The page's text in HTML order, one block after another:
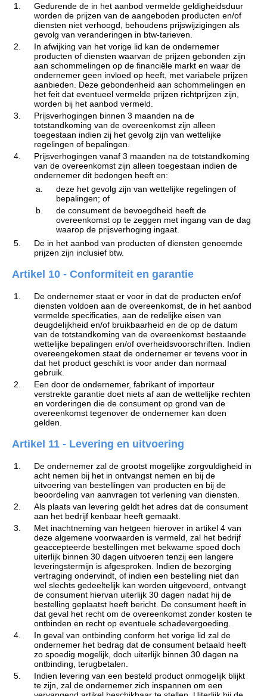
1.
Gedurende de in het aanbod vermelde geldigheidsduur
worden de prijzen van de aangeboden producten en/of
diensten niet verhoogd, behoudens prijswijzigingen als
gevolg van veranderingen in btw-tarieven.
2.
In afwijking van het vorige lid kan de ondernemer
producten of diensten waarvan de prijzen gebonden zijn
aan schommelingen op de financiële markt en waar de
ondernemer geen invloed op heeft, met variabele prijzen
aanbieden. Deze gebondenheid aan schommelingen en
het feit dat eventueel vermelde prijzen richtprijzen zijn,
worden bij het aanbod vermeld.
3.
Prijsverhogingen binnen 3 maanden na de
totstandkoming van de overeenkomst zijn alleen
toegestaan indien zij het gevolg zijn van wettelijke
regelingen of bepalingen.
4.
Prijsverhogingen vanaf 3 maanden na de totstandkoming
van de overeenkomst zijn alleen toegestaan indien de
ondernemer dit bedongen heeft en:
a.
deze het gevolg zijn van wettelijke regelingen of
bepalingen; of
b.
de consument de bevoegdheid heeft de
overeenkomst op te zeggen met ingang van de dag
waarop de prijsverhoging ingaat.
5.
De in het aanbod van producten of diensten genoemde
prijzen zijn inclusief btw.
Artikel 10 - Conformiteit en garantie
1.
De ondernemer staat er voor in dat de producten en/of
diensten voldoen aan de overeenkomst, de in het aanbod
vermelde specificaties, aan de redelijke eisen van
deugdelijkheid en/of bruikbaarheid en de op de datum
van de totstandkoming van de overeenkomst bestaande
wettelijke bepalingen en/of overheidsvoorschriften. Indien
overeengekomen staat de ondernemer er tevens voor in
dat het product geschikt is voor ander dan normaal
gebruik.
2.
Een door de ondernemer, fabrikant of importeur
verstrekte garantie doet niets af aan de wettelijke rechten
en vorderingen die de consument op grond van de
overeenkomst tegenover de ondernemer kan doen
gelden.
Artikel 11 - Levering en uitvoering
1.
De ondernemer zal de grootst mogelijke zorgvuldigheid in
acht nemen bij het in ontvangst nemen en bij de
uitvoering van bestellingen van producten en bij de
beoordeling van aanvragen tot verlening van diensten.
2.
Als plaats van levering geldt het adres dat de consument
aan het bedrijf kenbaar heeft gemaakt.
3.
Met inachtneming van hetgeen hierover in artikel 4 van
deze algemene voorwaarden is vermeld, zal het bedrijf
geaccepteerde bestellingen met bekwame spoed doch
uiterlijk binnen 30 dagen uitvoeren tenzij een langere
leveringstermijn is afgesproken. Indien de bezorging
vertraging ondervindt, of indien een bestelling niet dan
wel slechts gedeeltelijk kan worden uitgevoerd, ontvangt
de consument hiervan uiterlijk 30 dagen nadat hij de
bestelling geplaatst heeft bericht. De consument heeft in
dat geval het recht om de overeenkomst zonder kosten te
ontbinden en recht op eventuele schadevergoeding.
4.
In geval van ontbinding conform het vorige lid zal de
ondernemer het bedrag dat de consument betaald heeft
zo spoedig mogelijk, doch uiterlijk binnen 30 dagen na
ontbinding, terugbetalen.
5.
Indien levering van een besteld product onmogelijk blijkt
te zijn, zal de ondernemer zich inspannen om een